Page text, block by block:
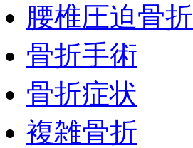
腰椎圧迫骨折
骨折手術
骨折症状
複雑骨折